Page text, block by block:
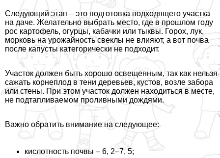
Следующий этап – это подготовка подходящего участка
на даче. Желательно выбрать место, где в прошлом году
рос картофель, огурцы, кабачки или тыквы. Горох, лук,
морковь на урожайность свеклы не влияют, а вот почва
после капусты категорически не подходит.
Участок должен быть хорошо освещенным, так как нельзя
сажать корнеплод в тени деревьев, кустов, возле забора
или стены. При этом участок должен находиться в месте,
не подтапливаемом проливными дождями.
Важно обратить внимание на следующее:
кислотность почвы – 6, 2–7, 5;